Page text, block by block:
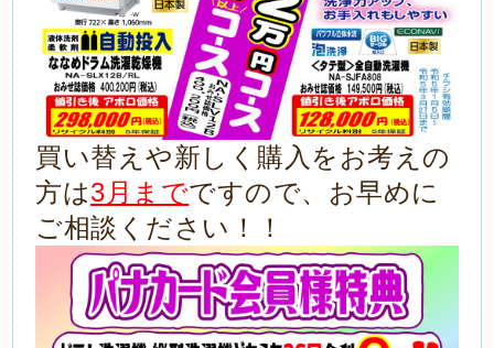
買い替えや新しく購入をお考えの
方は3月までですので、お早めに
ご相談ください！！